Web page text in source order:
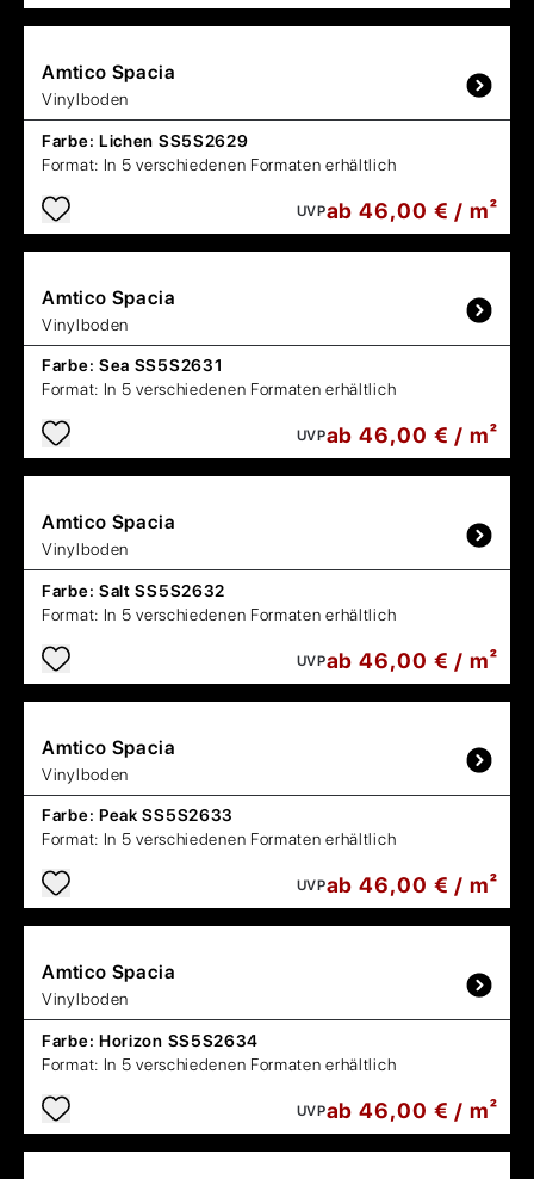
Amtico Spacia
Vinylboden
Farbe: Lichen SS5S2629
Format: In 5 verschiedenen Formaten erhältlich
UVPab 46,00 € / m²
Amtico Spacia
Vinylboden
Farbe: Sea SS5S2631
Format: In 5 verschiedenen Formaten erhältlich
UVPab 46,00 € / m²
Amtico Spacia
Vinylboden
Farbe: Salt SS5S2632
Format: In 5 verschiedenen Formaten erhältlich
UVPab 46,00 € / m²
Amtico Spacia
Vinylboden
Farbe: Peak SS5S2633
Format: In 5 verschiedenen Formaten erhältlich
UVPab 46,00 € / m²
Amtico Spacia
Vinylboden
Farbe: Horizon SS5S2634
Format: In 5 verschiedenen Formaten erhältlich
UVPab 46,00 € / m²